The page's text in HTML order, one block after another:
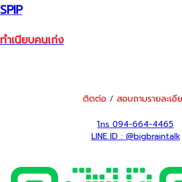
SPIP
ทำเนียบคนเก่ง
ติดต่อ / สอบถามรายละเอี
โทร 094-664-4465
LINE ID : @bigbraintalk